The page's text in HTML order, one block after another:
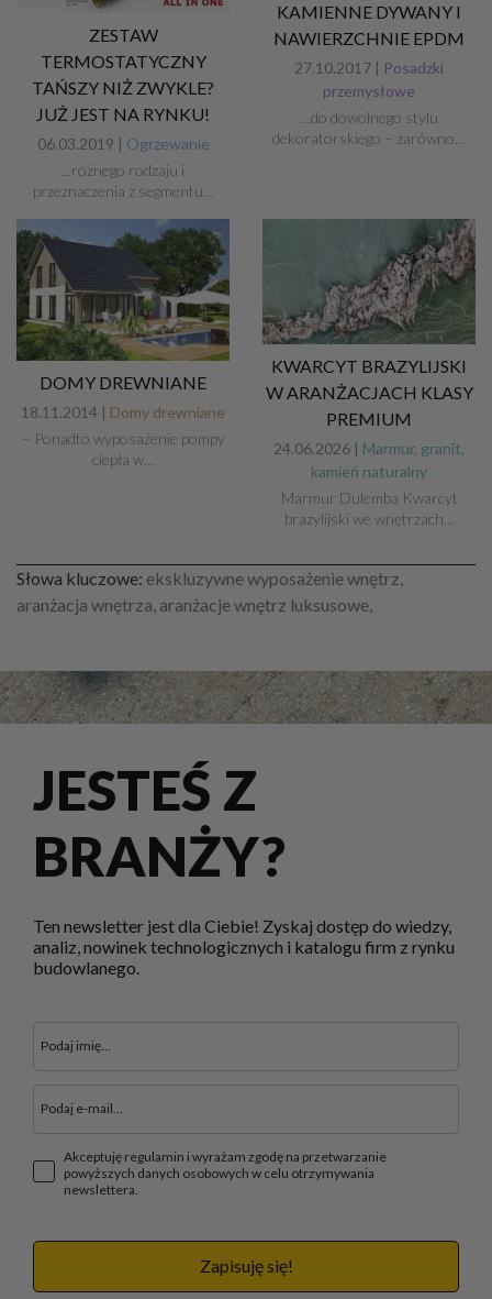
ZESTAW
TERMOSTATYCZNY
TAŃSZY NIŻ ZWYKLE?
JUŻ JEST NA RYNKU!
06.03.2019 | Ogrzewanie
...różnego rodzaju i
przeznaczenia z segmentu…
KAMIENNE DYWANY I
NAWIERZCHNIE EPDM
27.10.2017 | Posadzki
przemysłowe
...do dowolnego stylu
dekoratorskiego – zarówno…
DOMY DREWNIANE
18.11.2014 | Domy drewniane
– Ponadto wyposażenie pompy
ciepła w…
KWARCYT BRAZYLIJSKI
W ARANŻACJACH KLASY
PREMIUM
24.06.2026 | Marmur, granit,
kamień naturalny
Marmur Dulemba Kwarcyt
brazylijski we wnętrzach…
Słowa kluczowe: ekskluzywne wyposażenie wnętrz,
aranżacja wnętrza, aranżacje wnętrz luksusowe,
JESTEŚ Z
BRANŻY?
Ten newsletter jest dla Ciebie! Zyskaj dostęp do wiedzy,
analiz, nowinek technologicznych i katalogu firm z rynku
budowlanego.
Akceptuję regulamin i wyrażam zgodę na przetwarzanie
powyższych danych osobowych w celu otrzymywania
newslettera.
Zapisuję się!